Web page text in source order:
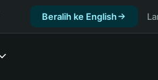
Beralih ke English